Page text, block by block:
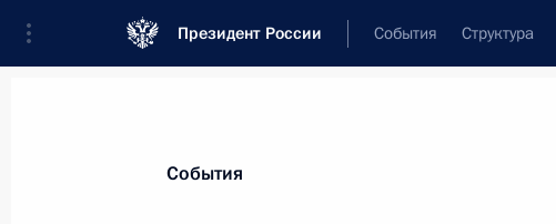
Президент России События Структура
События